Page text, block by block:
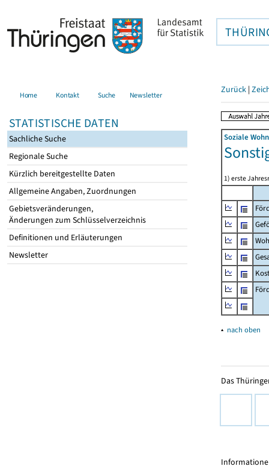
Home Kontakt Suche Newsletter
STATISTISCHE DATEN
Sachliche Suche
Regionale Suche
Kürzlich bereitgestellte Daten
Allgemeine Angaben, Zuordnungen
Gebietsveränderungen,
Änderungen zum Schlüsselverzeichnis
Definitionen und Erläuterungen
Newsletter
Zurück |
Soziale
1) erste
▴ nach oben
Das